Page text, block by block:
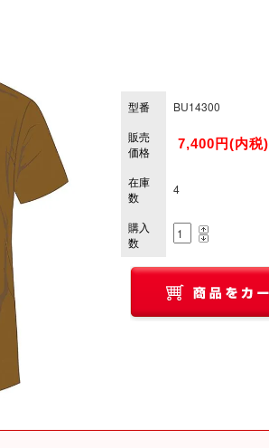
型番
BU14300
販売
価格
7,400円(内税)
在庫
数
4
購入
数